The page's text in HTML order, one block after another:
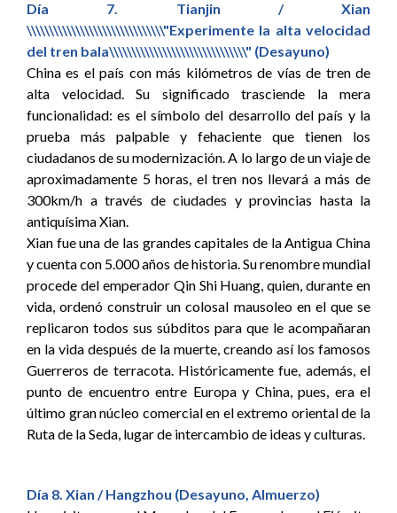
Día 7. Tianjin / Xian
\\\\\\\\\\\\\\\\\\\\\\\\\\\\\\\"Experimente la alta velocidad
del tren bala\\\\\\\\\\\\\\\\\\\\\\\\\\\\\\\" (Desayuno)
China es el país con más kilómetros de vías de tren de
alta velocidad. Su significado trasciende la mera
funcionalidad: es el símbolo del desarrollo del país y la
prueba más palpable y fehaciente que tienen los
ciudadanos de su modernización. A lo largo de un viaje de
aproximadamente 5 horas, el tren nos llevará a más de
300km/h a través de ciudades y provincias hasta la
antiquísima Xian.
Xian fue una de las grandes capitales de la Antigua China
y cuenta con 5.000 años de historia. Su renombre mundial
procede del emperador Qin Shi Huang, quien, durante en
vida, ordenó construir un colosal mausoleo en el que se
replicaron todos sus súbditos para que le acompañaran
en la vida después de la muerte, creando así los famosos
Guerreros de terracota. Históricamente fue, además, el
punto de encuentro entre Europa y China, pues, era el
último gran núcleo comercial en el extremo oriental de la
Ruta de la Seda, lugar de intercambio de ideas y culturas.
Día 8. Xian / Hangzhou (Desayuno, Almuerzo)